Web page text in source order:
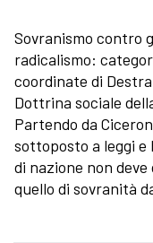
Sovranismo contro
radicalismo:
coordinate di
Dottrina sociale
Partendo da
sottoposto a leggi e
di nazione non
quello di sovranità